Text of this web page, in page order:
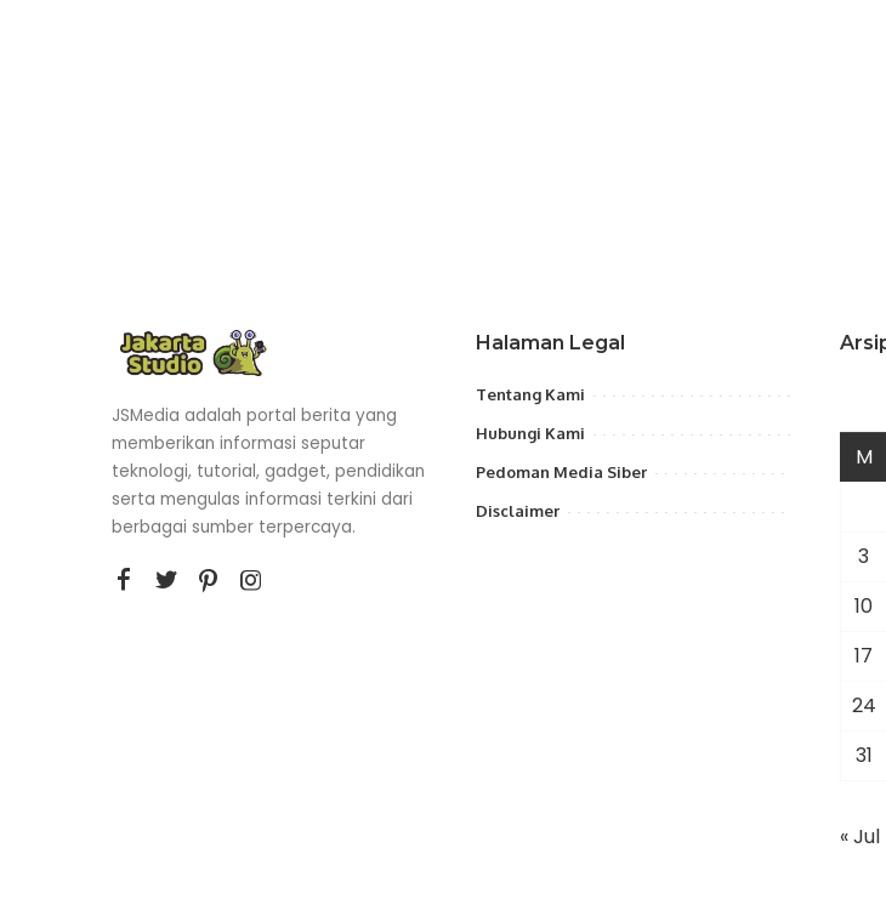
JSMedia adalah portal berita yang
memberikan informasi seputar
teknologi, tutorial, gadget, pendidikan
serta mengulas informasi terkini dari
berbagai sumber terpercaya.
Halaman Legal
Tentang Kami
Hubungi Kami
Pedoman Media Siber
Disclaimer
M
3
10
17
24
31
« Jul